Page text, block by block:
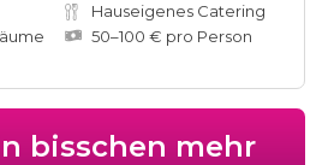
Hauseigenes Catering
50–100 € pro Person
bisschen mehr